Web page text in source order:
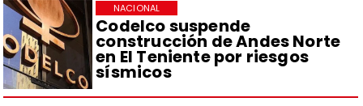
Codelco suspende
construcción de Andes Norte
en El Teniente por riesgos
sísmicos
NACIONAL